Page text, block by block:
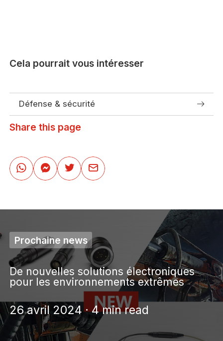
Cela pourrait vous intéresser
Défense & sécurité
Share this page
Prochaine news
De nouvelles solutions électroniques
pour les environnements extrêmes
26 avril 2024 · 4 min read